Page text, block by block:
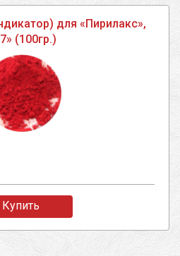
для «Пирилакс»,
(100гр.)
Купить